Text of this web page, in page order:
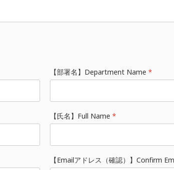
【部署名】Department Name *
【氏名】Full Name *
【Emailアドレス（確認）】Confirm